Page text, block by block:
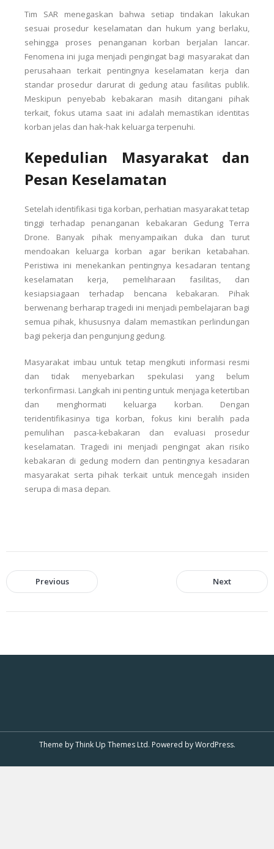
Tim SAR menegaskan bahwa setiap tindakan lakukan
sesuai prosedur keselamatan dan hukum yang berlaku,
sehingga proses penanganan korban berjalan lancar.
Fenomena ini juga menjadi pengingat bagi masyarakat dan
perusahaan terkait pentingnya keselamatan kerja dan
standar prosedur darurat di gedung atau fasilitas publik.
Meskipun penyebab kebakaran masih ditangani pihak
terkait, fokus utama saat ini adalah memastikan identitas
korban jelas dan hak-hak keluarga terpenuhi.
Kepedulian Masyarakat dan
Pesan Keselamatan
Setelah identifikasi tiga korban, perhatian masyarakat tetap
tinggi terhadap penanganan kebakaran Gedung Terra
Drone. Banyak pihak menyampaikan duka dan turut
mendoakan keluarga korban agar berikan ketabahan.
Peristiwa ini menekankan pentingnya kesadaran tentang
keselamatan kerja, pemeliharaan fasilitas, dan
kesiapsiagaan terhadap bencana kebakaran. Pihak
berwenang berharap tragedi ini menjadi pembelajaran bagi
semua pihak, khususnya dalam memastikan perlindungan
bagi pekerja dan pengunjung gedung.
Masyarakat imbau untuk tetap mengikuti informasi resmi
dan tidak menyebarkan spekulasi yang belum
terkonfirmasi. Langkah ini penting untuk menjaga ketertiban
dan menghormati keluarga korban. Dengan
teridentifikasinya tiga korban, fokus kini beralih pada
pemulihan pasca-kebakaran dan evaluasi prosedur
keselamatan. Tragedi ini menjadi pengingat akan risiko
kebakaran di gedung modern dan pentingnya kesadaran
masyarakat serta pihak terkait untuk mencegah insiden
serupa di masa depan.
Previous Next
Theme byThink Up Themes Ltd. Powered byWordPress.